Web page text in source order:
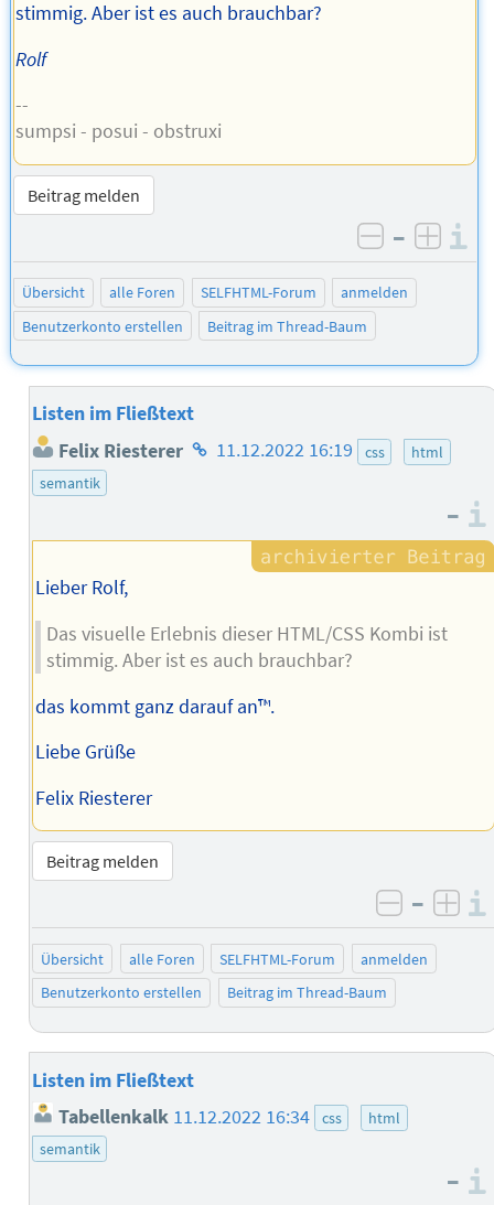
stimmig. Aber ist es auch brauchbar?
Rolf
--
sumpsi - posui - obstruxi
Beitrag melden
negativ
–
Übersicht alle Foren SELFHTML-Forum
anmelden
Benutzerkonto erstellen
Beitrag im Thread-Baum
Listen im Fließtext
Felix Riesterer Homepage
11.12.2022 16:19 css
html
semantik
–
Lieber Rolf,
Das visuelle Erlebnis dieser HTML/CSS Kombi ist
stimmig. Aber ist es auch brauchbar?
das kommt ganz darauf an™.
Liebe Grüße
Felix Riesterer
Beitrag melden
negativ
–
Übersicht alle Foren SELFHTML-Forum
anmelden
Benutzerkonto erstellen
Beitrag im Thread-Baum
Listen im Fließtext
Tabellenkalk 11.12.2022 16:34 css
html
semantik
–